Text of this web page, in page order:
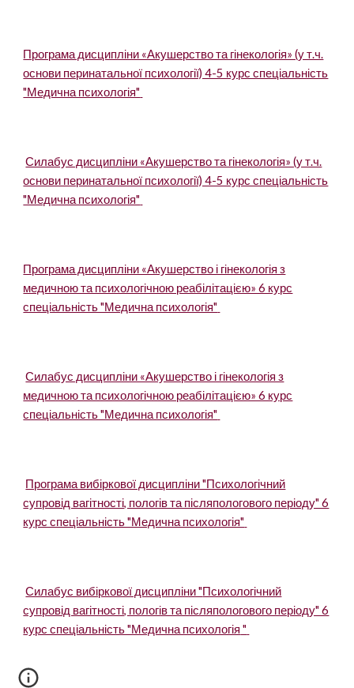
Програма дисципліни «Акушерство та гінекологія» (у т.ч.
основи перинатальної психології) 4-5 курс спеціальність
"Медична психологія"
Силабус дисципліни «Акушерство та гінекологія» (у т.ч.
основи перинатальної психології) 4-5 курс спеціальність
"Медична психологія"
Програма дисципліни «Акушерство і гінекологія з
медичною та психологічною реабілітацією» 6 курс
спеціальність "Медична психологія"
Силабус дисципліни «Акушерство і гінекологія з
медичною та психологічною реабілітацією» 6 курс
спеціальність "Медична психологія"
Програма вибіркової дисципліни "Психологічний
супровід вагітності, пологів та післяпологового періоду" 6
курс спеціальність "Медична психологія"
Силабус вибіркової дисципліни "Психологічний
супровід вагітності, пологів та післяпологового періоду" 6
курс спеціальність "Медична психологія "